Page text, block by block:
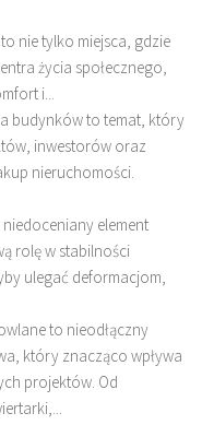
nie tylko miejsca, gdzie
życia społecznego,
i...
budynków to temat, który
inwestorów oraz
nieruchomości.
element
rolę w stabilności
ulegać deformacjom,
to nieodłączny
który znacząco wpływa
projektów. Od